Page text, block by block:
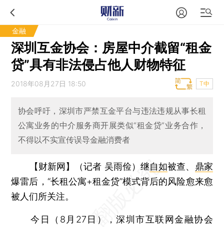
金融
深圳互金协会：房屋中介截留“租金
贷”具有非法侵占他人财物特征
2018年08月27日 18:50 T中
协会呼吁，深圳市严禁互金平台与违法违规从事长租
公寓业务的中介服务商开展类似“租金贷”业务合作，
不得以不实宣传误导金融消费者
【财新网】（记者 吴雨俭） 继自如被查、 鼎家
爆雷后，“长租公寓+租金贷”模式背后的风险愈来愈
被人们所关注。
今日（8月27日），深圳市互联网金融协会